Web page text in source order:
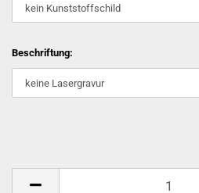
Beschriftung: